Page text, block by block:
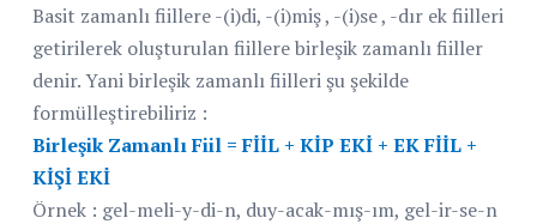
Basit zamanlı fiillere -(i)di, -(i)miş , -(i)se , -dır ek fiilleri
getirilerek oluşturulan fiillere birleşik zamanlı fiiller
denir. Yani birleşik zamanlı fiilleri şu şekilde
formülleştirebiliriz :
Birleşik Zamanlı Fiil = FİİL + KİP EKİ + EK FİİL +
KİŞİ EKİ
Örnek : gel-meli-y-di-n, duy-acak-mış-ım, gel-ir-se-n